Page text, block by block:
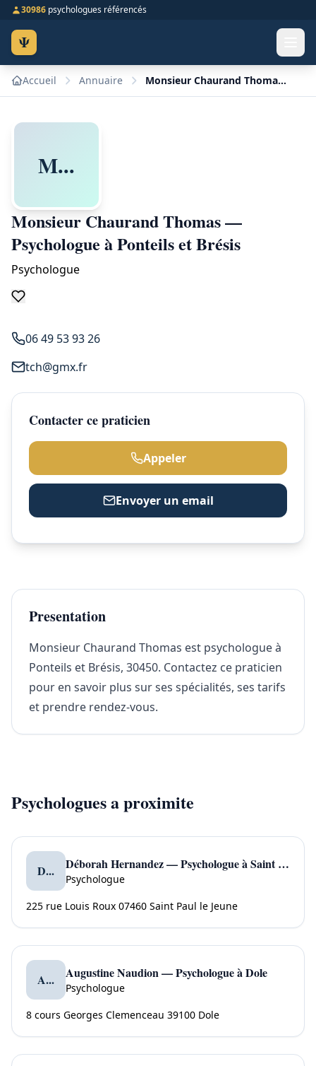
30986 psychologues référencés
Ψ
Accueil Annuaire Monsieur Chaurand Thomas — Psychologue à Ponteils et Brésis
M...
Monsieur Chaurand Thomas —
Psychologue à Ponteils et Brésis
Psychologue
06 49 53 93 26
tch@gmx.fr
Contacter ce praticien
Appeler
Envoyer un email
Presentation
Monsieur Chaurand Thomas est psychologue à
Ponteils et Brésis, 30450. Contactez ce praticien
pour en savoir plus sur ses spécialités, ses tarifs
et prendre rendez-vous.
Psychologues a proximite
D... Déborah Hernandez — Psychologue à Saint Paul le Jeune
Psychologue
225 rue Louis Roux 07460 Saint Paul le Jeune
A... Augustine Naudion — Psychologue à Dole
Psychologue
8 cours Georges Clemenceau 39100 Dole